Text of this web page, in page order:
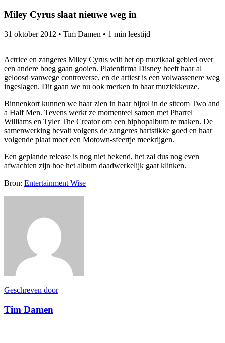
Miley Cyrus slaat nieuwe weg in
31 oktober 2012 • Tim Damen • 1 min leestijd
Actrice en zangeres Miley Cyrus wilt het op muzikaal gebied over
een andere boeg gaan gooien. Platenfirma Disney heeft haar al
geloosd vanwege controverse, en de artiest is een volwassenere weg
ingeslagen. Dit gaan we nu ook merken in haar muziekkeuze.
Binnenkort kunnen we haar zien in haar bijrol in de sitcom Two and
a Half Men. Tevens werkt ze momenteel samen met Pharrel
Williams en Tyler The Creator om een hiphopalbum te maken. De
samenwerking bevalt volgens de zangeres hartstikke goed en haar
volgende plaat moet een Motown-sfeertje meekrijgen.
Een geplande release is nog niet bekend, het zal dus nog even
afwachten zijn hoe het album daadwerkelijk gaat klinken.
Bron: Entertainment Wise
Geschreven door
Tim Damen